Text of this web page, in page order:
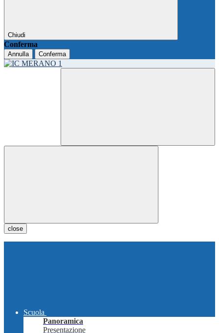
Chiudi
Conferma
Annulla Conferma
close
Scuola
Panoramica
Presentazione